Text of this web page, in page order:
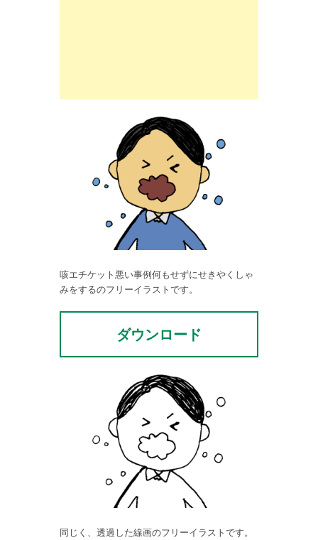
咳エチケット悪い事例何もせずにせきやくしゃ
みをするのフリーイラストです。
ダウンロード
同じく、透過した線画のフリーイラストです。